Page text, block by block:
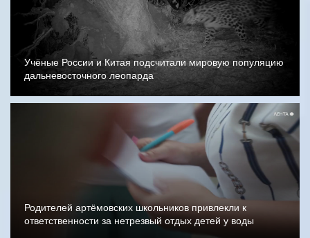
Учёные России и Китая подсчитали мировую популяцию
дальневосточного леопарда
Родителей артёмовских школьников привлекли к
ответственности за нетрезвый отдых детей у воды